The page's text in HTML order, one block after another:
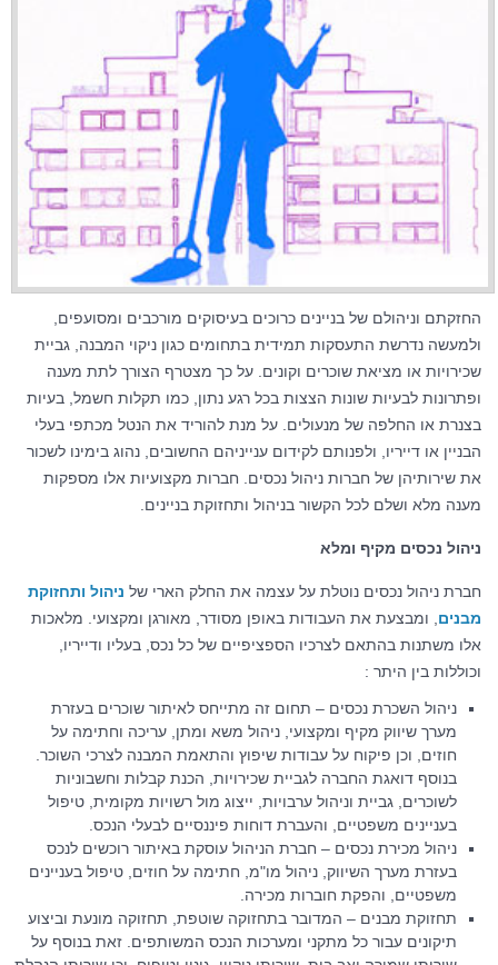
החזקתם וניהולם של בניינים כרוכים בעיסוקים מורכבים ומסועפים,
ולמעשה נדרשת התעסקות תמידית בתחומים כגון ניקוי המבנה, גביית
שכירויות או מציאת שוכרים וקונים. על כך מצטרף הצורך לתת מענה
ופתרונות לבעיות שונות הצצות בכל רגע נתון, כמו תקלות חשמל, בעיות
בצנרת או החלפה של מנעולים. על מנת להוריד את הנטל מכתפי בעלי
הבניין או דייריו, ולפנותם לקידום ענייניהם החשובים, נהוג בימינו לשכור
את שירותיהן של חברות ניהול נכסים. חברות מקצועיות אלו מספקות
מענה מלא ושלם לכל הקשור בניהול ותחזוקת בניינים.
ניהול נכסים מקיף ומלא
חברת ניהול נכסים נוטלת על עצמה את החלק הארי של ניהול ותחזוקת
מבנים, ומבצעת את העבודות באופן מסודר, מאורגן ומקצועי. מלאכות
אלו משתנות בהתאם לצרכיו הספציפיים של כל נכס, בעליו ודייריו,
וכוללות בין היתר :
ניהול השכרת נכסים – תחום זה מתייחס לאיתור שוכרים בעזרת
מערך שיווק מקיף ומקצועי, ניהול משא ומתן, עריכה וחתימה על
חוזים, וכן פיקוח על עבודות שיפוץ והתאמת המבנה לצרכי השוכר.
בנוסף דואגת החברה לגביית שכירויות, הכנת קבלות וחשבוניות
לשוכרים, גביית וניהול ערבויות, ייצוג מול רשויות מקומית, טיפול
בעניינים משפטיים, והעברת דוחות פיננסיים לבעלי הנכס.
ניהול מכירת נכסים – חברת הניהול עוסקת באיתור רוכשים לנכס
בעזרת מערך השיווק, ניהול מו"מ, חתימה על חוזים, טיפול בעניינים
משפטיים, והפקת חוברות מכירה.
תחזוקת מבנים – המדובר בתחזוקה שוטפת, תחזוקה מונעת וביצוע
תיקונים עבור כל מתקני ומערכות הנכס המשותפים. זאת בנוסף על